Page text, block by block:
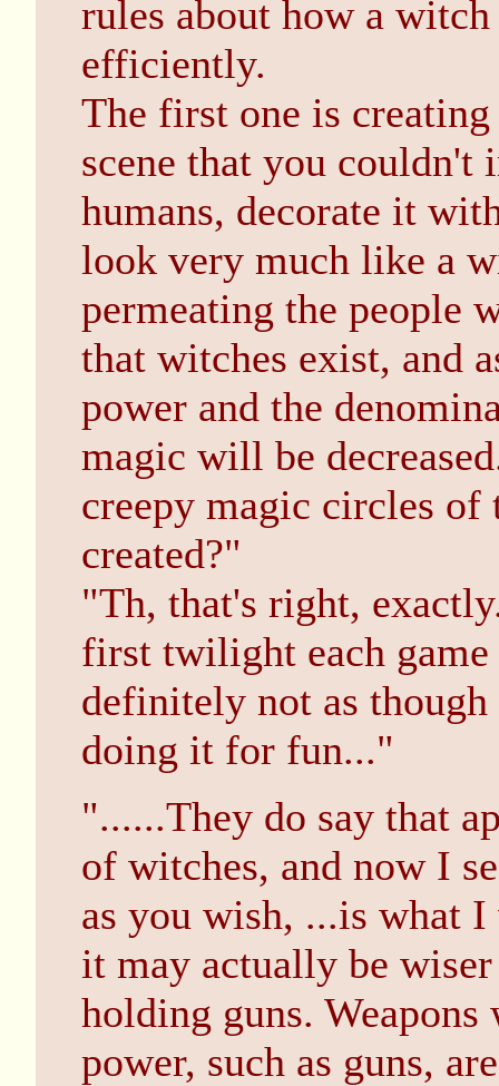
rules about how a
efficiently.
The first one is creating
scene that you couldn't
humans, decorate it
look very much like a
permeating the people
that witches exist, and
power and the
magic will be
creepy magic circles
created?"
"Th, that's right,
first twilight each
definitely not as
doing it for fun..."
"......They do say that
of witches, and now I
as you wish, ...is what
it may actually be
holding guns.
power, such as guns,